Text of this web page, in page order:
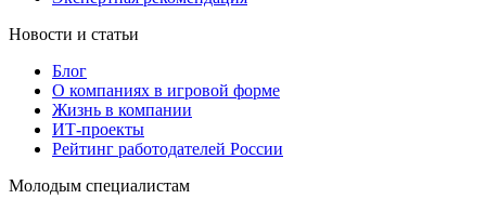
Новости и статьи
Блог
О компаниях в игровой форме
Жизнь в компании
ИТ-проекты
Рейтинг работодателей России
Молодым специалистам